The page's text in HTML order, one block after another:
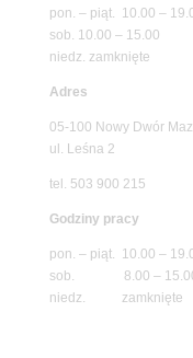
pon. – piąt. 10.00 –
sob. 10.00 – 15.00
niedz. zamknięte
Adres
05-100 Nowy Dwór
ul. Leśna 2
tel. 503 900 215
Godziny pracy
pon. – piąt. 10.00 –
sob. 8.00 –
niedz. zamknięte